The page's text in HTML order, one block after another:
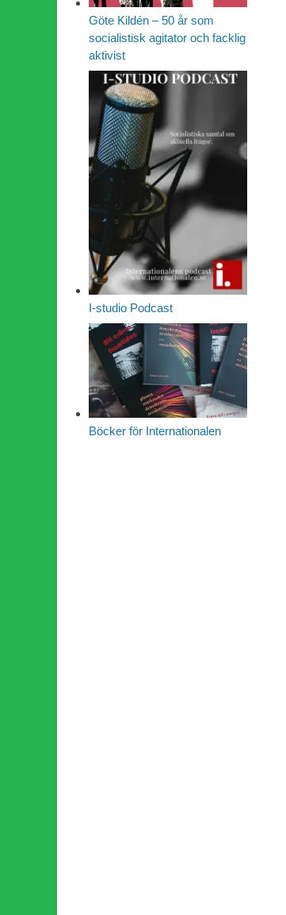
Göte Kildén – 50 år som
socialistisk agitator och facklig
aktivist
I-studio Podcast
Böcker för Internationalen